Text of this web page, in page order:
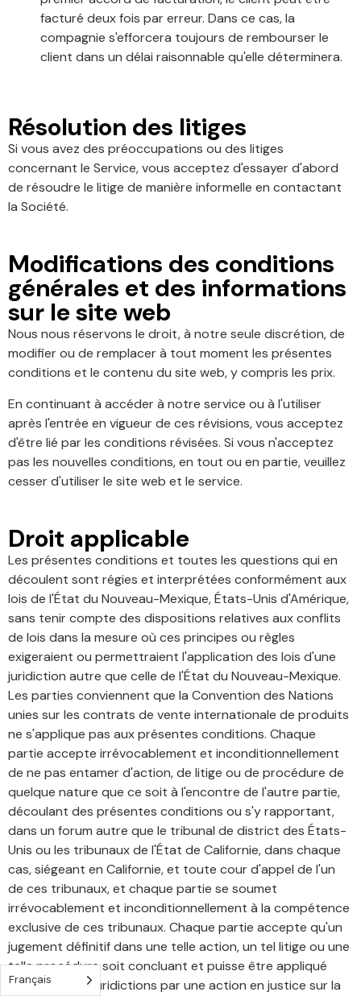
facturé deux fois par erreur. Dans ce cas, la
compagnie s'efforcera toujours de rembourser le
client dans un délai raisonnable qu'elle déterminera.
Résolution des litiges
Si vous avez des préoccupations ou des litiges
concernant le Service, vous acceptez d'essayer d'abord
de résoudre le litige de manière informelle en contactant
la Société.
Modifications des conditions
générales et des informations
sur le site web
Nous nous réservons le droit, à notre seule discrétion, de
modifier ou de remplacer à tout moment les présentes
conditions et le contenu du site web, y compris les prix.
En continuant à accéder à notre service ou à l'utiliser
après l'entrée en vigueur de ces révisions, vous acceptez
d'être lié par les conditions révisées. Si vous n'acceptez
pas les nouvelles conditions, en tout ou en partie, veuillez
cesser d'utiliser le site web et le service.
Droit applicable
Les présentes conditions et toutes les questions qui en
découlent sont régies et interprétées conformément aux
lois de l'État du Nouveau-Mexique, États-Unis d'Amérique,
sans tenir compte des dispositions relatives aux conflits
de lois dans la mesure où ces principes ou règles
exigeraient ou permettraient l'application des lois d'une
juridiction autre que celle de l'État du Nouveau-Mexique.
Les parties conviennent que la Convention des Nations
unies sur les contrats de vente internationale de produits
ne s'applique pas aux présentes conditions. Chaque
partie accepte irrévocablement et inconditionnellement
de ne pas entamer d'action, de litige ou de procédure de
quelque nature que ce soit à l'encontre de l'autre partie,
découlant des présentes conditions ou s'y rapportant,
dans un forum autre que le tribunal de district des États-
Unis ou les tribunaux de l'État de Californie, dans chaque
cas, siégeant en Californie, et toute cour d'appel de l'un
de ces tribunaux, et chaque partie se soumet
irrévocablement et inconditionnellement à la compétence
exclusive de ces tribunaux. Chaque partie accepte qu'un
jugement définitif dans une telle action, un tel litige ou une
telle procédure soit concluant et puisse être appliqué
dans d'autres juridictions par une action en justice sur la
Français